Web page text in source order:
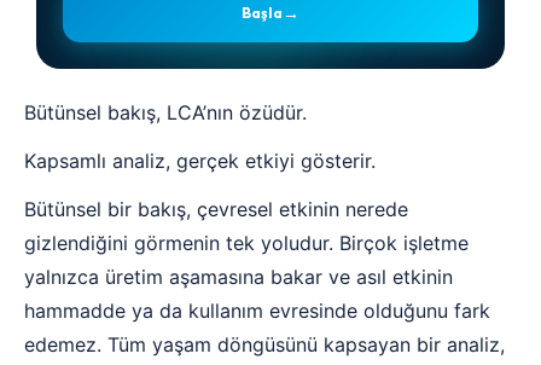
Başla →
Bütünsel bakış, LCA’nın özüdür.
Kapsamlı analiz, gerçek etkiyi gösterir.
Bütünsel bir bakış, çevresel etkinin nerede
gizlendiğini görmenin tek yoludur. Birçok işletme
yalnızca üretim aşamasına bakar ve asıl etkinin
hammadde ya da kullanım evresinde olduğunu fark
edemez. Tüm yaşam döngüsünü kapsayan bir analiz,